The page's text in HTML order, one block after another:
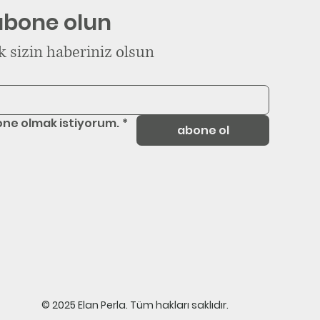
olun
haberiniz olsun
olmak istiyorum. * abone ol
© 2025 Elan Perla. Tüm hakları saklıdır.